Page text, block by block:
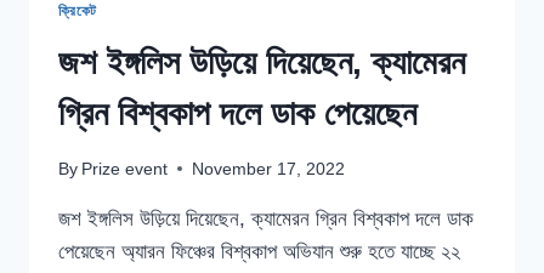
ক্রিকেট
জশ ইঙ্গলিস উড়িয়ে দিয়েছেন, ক্যামেরন
গ্রিন বিশ্বকাপ দলে ডাক পেয়েছেন
By Prize event November 17, 2022
জশ ইঙ্গলিস উড়িয়ে দিয়েছেন, ক্যামেরন গ্রিন বিশ্বকাপ দলে ডাক
পেয়েছেন অ্যারন ফিঞ্চের বিশ্বকাপ অভিযান শুরু হতে যাচ্ছে ২২